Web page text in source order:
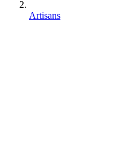
Artisans